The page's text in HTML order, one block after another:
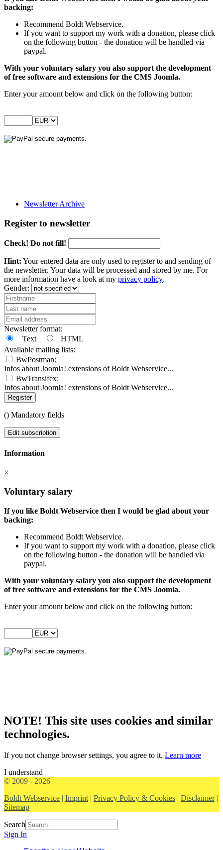
backing:
Recommend Boldt Webservice.
If you want to support my work with a donation, please click
on the following button - the donation will be handled via
paypal.
With your voluntary salary you also support the development
of free software and extensions for the CMS Joomla.
Enter your amount below and click on the following button:
Newsletter Archive
Register to newsletter
Check! Do not fill!
Hint: Your entered data are only used to register to and sending of
the newsletter. Your data will be processed and stored by me. For
more information have a look at my privacy policy.
Gender:
Newsletter format:
Text
HTML
Available mailing lists:
BwPostman:
Infos about Joomla! extensions of Boldt Webservice...
BwTransifex:
Infos about Joomla! extensions of Boldt Webservice...
Register
() Mandatory fields
Edit subscription
Information
×
Voluntary salary
If you like Boldt Webservice then I would be glad about your
backing:
Recommend Boldt Webservice.
If you want to support my work with a donation, please click
on the following button - the donation will be handled via
paypal.
With your voluntary salary you also support the development
of free software and extensions for the CMS Joomla.
Enter your amount below and click on the following button:
NOTE! This site uses cookies and similar
technologies.
If you not change browser settings, you agree to it. Learn more
I understand
© 2009 - 2026
Boldt Webservice | Imprint | Privacy Policy & Cookies | Disclaimer|
Sitemap
Search
Sign In